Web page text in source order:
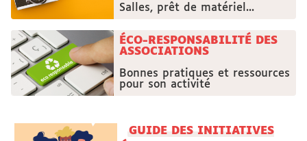
Salles, prêt de matériel...
ÉCO-RESPONSABILITÉ DES
ASSOCIATIONS
Bonnes pratiques et ressources
pour son activité
GUIDE DES INITIATIVES